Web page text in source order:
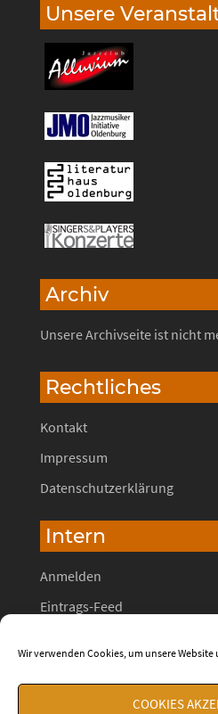
Wir verwenden Cookies, um unsere
COOKIES
Unsere
Archiv
Unsere Archivseite ist nicht
Rechtliches
Kontakt
Impressum
Datenschutzerklärung
Intern
Anmelden
Eintrags-Feed